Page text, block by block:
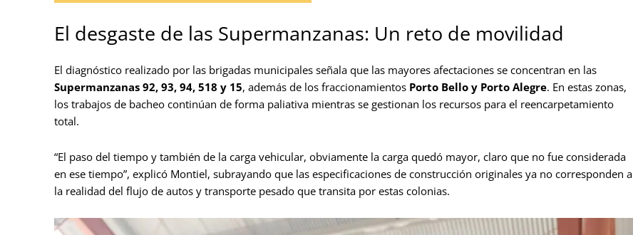
El desgaste de las Supermanzanas: Un reto de movilidad
El diagnóstico realizado por las brigadas municipales señala que las mayores afectaciones se concentran en las
Supermanzanas 92, 93, 94, 518 y 15, además de los fraccionamientos Porto Bello y Porto Alegre. En estas zonas,
los trabajos de bacheo continúan de forma paliativa mientras se gestionan los recursos para el reencarpetamiento
total.
“El paso del tiempo y también de la carga vehicular, obviamente la carga quedó mayor, claro que no fue considerada
en ese tiempo”, explicó Montiel, subrayando que las especificaciones de construcción originales ya no corresponden a
la realidad del flujo de autos y transporte pesado que transita por estas colonias.